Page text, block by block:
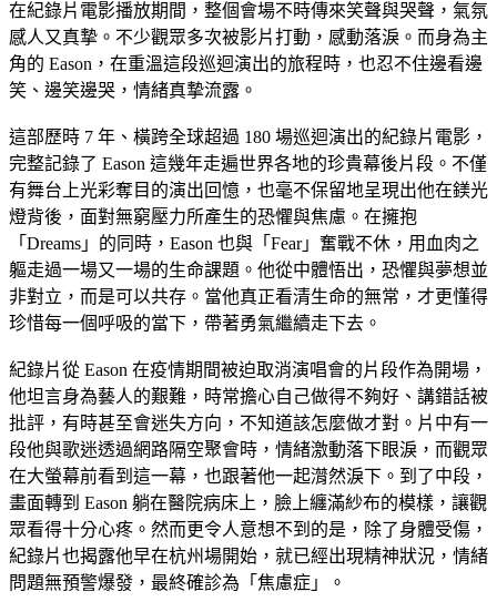
在紀錄片電影播放期間，整個會場不時傳來笑聲與哭聲，氣氛
感人又真摯。不少觀眾多次被影片打動，感動落淚。而身為主
角的 Eason，在重溫這段巡迴演出的旅程時，也忍不住邊看邊
笑、邊笑邊哭，情緒真摯流露。
這部歷時 7 年、橫跨全球超過 180 場巡迴演出的紀錄片電影，
完整記錄了 Eason 這幾年走遍世界各地的珍貴幕後片段。不僅
有舞台上光彩奪目的演出回憶，也毫不保留地呈現出他在鎂光
燈背後，面對無窮壓力所產生的恐懼與焦慮。在擁抱
「Dreams」的同時，Eason 也與「Fear」奮戰不休，用血肉之
軀走過一場又一場的生命課題。他從中體悟出，恐懼與夢想並
非對立，而是可以共存。當他真正看清生命的無常，才更懂得
珍惜每一個呼吸的當下，帶著勇氣繼續走下去。
紀錄片從 Eason 在疫情期間被迫取消演唱會的片段作為開場，
他坦言身為藝人的艱難，時常擔心自己做得不夠好、講錯話被
批評，有時甚至會迷失方向，不知道該怎麼做才對。片中有一
段他與歌迷透過網路隔空聚會時，情緒激動落下眼淚，而觀眾
在大螢幕前看到這一幕，也跟著他一起潸然淚下。到了中段，
畫面轉到 Eason 躺在醫院病床上，臉上纏滿紗布的模樣，讓觀
眾看得十分心疼。然而更令人意想不到的是，除了身體受傷，
紀錄片也揭露他早在杭州場開始，就已經出現精神狀況，情緒
問題無預警爆發，最終確診為「焦慮症」。